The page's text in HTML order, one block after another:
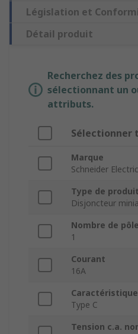
Législation et
Détail produit
Recherchez des
sélectionnant un
attributs.
Sélectionner
Marque
Schneider Electric
Type de produit
Disjoncteur
Nombre de
1
Courant
16A
Type C
Tension c.a.